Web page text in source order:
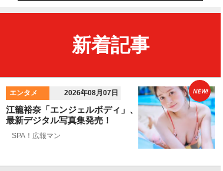
新着記事
エンタメ 2026年08月07日
江籠裕奈「エンジェルボディ」、
最新デジタル写真集発売！
SPA！広報マン
NEW!